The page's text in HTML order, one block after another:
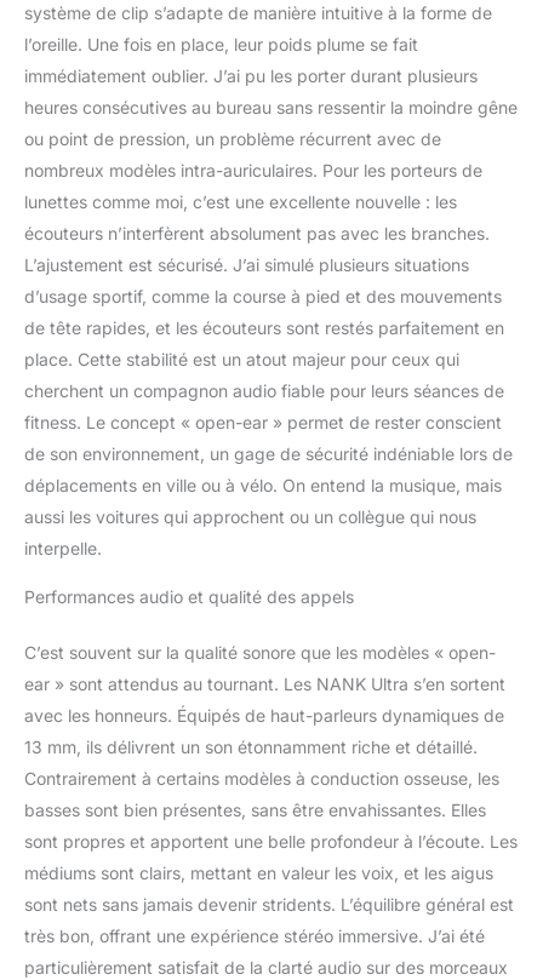
écouteurs NANK à
clipser restent en place
lors de mouvements
intenses, que vous
fassiez du sprinting, du
transpiration. Ne glisse
pas, ne nécessite aucun
ajustement Son de
qualité supérieure et
appels clairs : les
écouteurs ouverts
disposent d'un
diaphragme en
céramique titane et d'un
système acoustique
triple accordage pour
des basses profondes et
des aigus nets.
L'annulation du bruit des
bruits de fond, de sorte
que votre voix passe
【IPX5 résistant à la
transpiration et Bluetooth
5.4】Les écouteurs
Bluetooth Ultra Clip sont
sueur et la pluie avec
étanchéité IPX5, plus le
Bluetooth 5.4 offre une
connectivité ultra-stable
de 40 ms (idéal pour les
jeux et la
synchronisation avec
système de clip s’adapte de manière intuitive à la forme de
l’oreille. Une fois en place, leur poids plume se fait
immédiatement oublier. J’ai pu les porter durant plusieurs
heures consécutives au bureau sans ressentir la moindre gêne
ou point de pression, un problème récurrent avec de
nombreux modèles intra-auriculaires. Pour les porteurs de
lunettes comme moi, c’est une excellente nouvelle : les
écouteurs n’interfèrent absolument pas avec les branches.
L’ajustement est sécurisé. J’ai simulé plusieurs situations
d’usage sportif, comme la course à pied et des mouvements
de tête rapides, et les écouteurs sont restés parfaitement en
place. Cette stabilité est un atout majeur pour ceux qui
cherchent un compagnon audio fiable pour leurs séances de
fitness. Le concept « open-ear » permet de rester conscient
de son environnement, un gage de sécurité indéniable lors de
déplacements en ville ou à vélo. On entend la musique, mais
aussi les voitures qui approchent ou un collègue qui nous
interpelle.
Performances audio et qualité des appels
C’est souvent sur la qualité sonore que les modèles « open-
ear » sont attendus au tournant. Les NANK Ultra s’en sortent
avec les honneurs. Équipés de haut-parleurs dynamiques de
13 mm, ils délivrent un son étonnamment riche et détaillé.
Contrairement à certains modèles à conduction osseuse, les
basses sont bien présentes, sans être envahissantes. Elles
sont propres et apportent une belle profondeur à l’écoute. Les
médiums sont clairs, mettant en valeur les voix, et les aigus
sont nets sans jamais devenir stridents. L’équilibre général est
très bon, offrant une expérience stéréo immersive. J’ai été
particulièrement satisfait de la clarté audio sur des morceaux